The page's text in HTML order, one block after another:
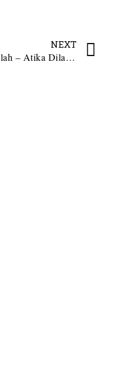
NEXT
Saipullah – Atika Dilantik Hari Ini di Kantor Gubsu